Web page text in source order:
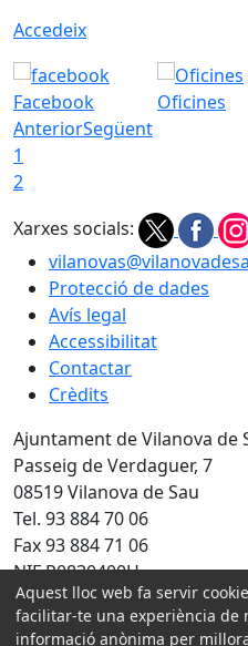
Accedeix
Facebook Oficines
AnteriorSegüent
1
2
Xarxes socials:
Protecció de dades
Avís legal
Accessibilitat
Contactar
Crèdits
Ajuntament de Vilanova de
Passeig de Verdaguer, 7
08519 Vilanova de Sau
Tel. 93 884 70 06
Fax 93 884 71 06
NIF P0830400H
Amb la col·laboració de:
Aquest lloc web fa servir
facilitar-te una experiència de
informació anònima per